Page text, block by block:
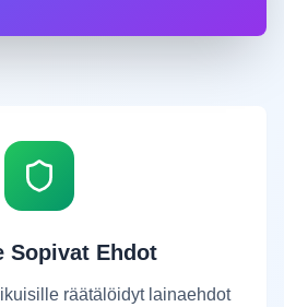
Sopivat Ehdot
räätälöidyt lainaehdot